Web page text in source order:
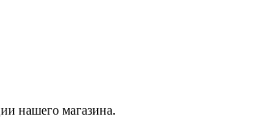
нашего магазина.